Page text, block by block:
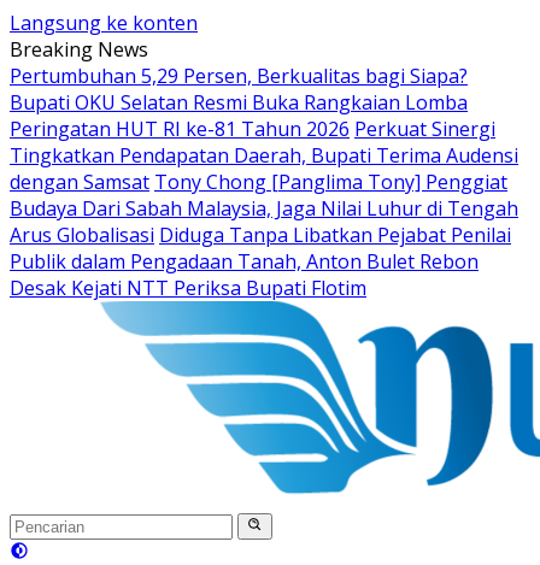
Langsung ke konten
Breaking News
Pertumbuhan 5,29 Persen, Berkualitas bagi Siapa?
Bupati OKU Selatan Resmi Buka Rangkaian Lomba
Peringatan HUT RI ke-81 Tahun 2026 Perkuat Sinergi
Tingkatkan Pendapatan Daerah, Bupati Terima Audensi
dengan Samsat Tony Chong [Panglima Tony] Penggiat
Budaya Dari Sabah Malaysia, Jaga Nilai Luhur di Tengah
Arus Globalisasi Diduga Tanpa Libatkan Pejabat Penilai
Publik dalam Pengadaan Tanah, Anton Bulet Rebon
Desak Kejati NTT Periksa Bupati Flotim